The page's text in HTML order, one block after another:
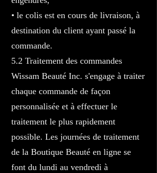
• le colis est en cours de livraison, à
destination du client ayant passé la
commande.
5.2 Traitement des commandes
Wissam Beauté Inc. s'engage à traiter
chaque commande de façon
personnalisée et à effectuer le
traitement le plus rapidement
possible. Les journées de traitement
de la Boutique Beauté en ligne se
font du lundi au vendredi à